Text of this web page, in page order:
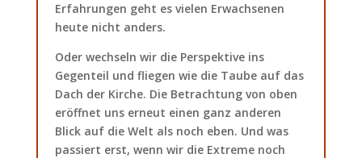
Erfahrungen geht es vielen Erwachsenen
heute nicht anders.
Oder wechseln wir die Perspektive ins
Gegenteil und fliegen wie die Taube auf das
Dach der Kirche. Die Betrachtung von oben
eröffnet uns erneut einen ganz anderen
Blick auf die Welt als noch eben. Und was
passiert erst, wenn wir die Extreme noch